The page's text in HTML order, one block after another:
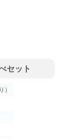
セット